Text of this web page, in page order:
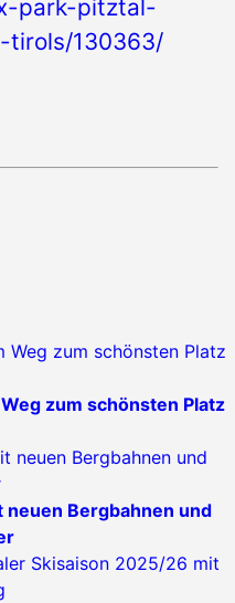
park-pitztal-
tirols/130363/
zum schönsten Platz
Bergbahnen und